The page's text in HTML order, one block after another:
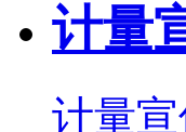
计量
计量